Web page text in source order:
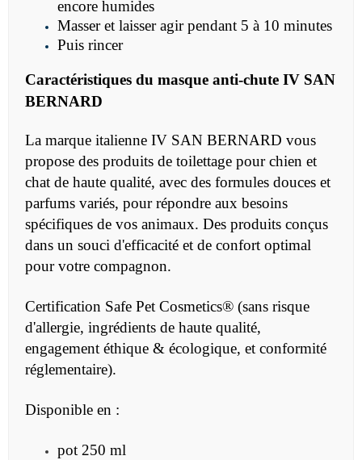
encore humides
Masser et laisser agir pendant 5 à 10 minutes
Puis rincer
Caractéristiques du masque anti-chute IV SAN
BERNARD
La marque italienne IV SAN BERNARD vous
propose des produits de toilettage pour chien et
chat de haute qualité, avec des formules douces et
parfums variés, pour répondre aux besoins
spécifiques de vos animaux. Des produits conçus
dans un souci d'efficacité et de confort optimal
pour votre compagnon.
Certification Safe Pet Cosmetics® (sans risque
d'allergie, ingrédients de haute qualité,
engagement éthique & écologique, et conformité
réglementaire).
Disponible en :
pot 250 ml